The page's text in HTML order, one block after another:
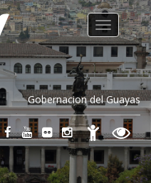
Gobernacion del Guayas
Toggle
navigation